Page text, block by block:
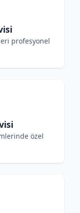
profesyonel
özel